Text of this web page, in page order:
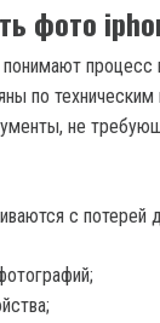
фото
по
не
с потерей